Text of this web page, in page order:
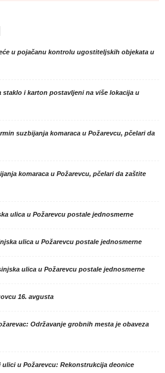
u pojačanu kontrolu ugostiteljskih objekata u
staklo i karton postavljeni na više lokacija u
suzbijanja komaraca u Požarevcu, pčelari da
komaraca u Požarevcu, pčelari da zaštite
ulica u Požarevcu postale jednosmerne
ulica u Požarevcu postale jednosmerne
ulica u Požarevcu postale jednosmerne
16. avgusta
Održavanje grobnih mesta je obaveza
ulici u Požarevcu: Rekonstrukcija deonice